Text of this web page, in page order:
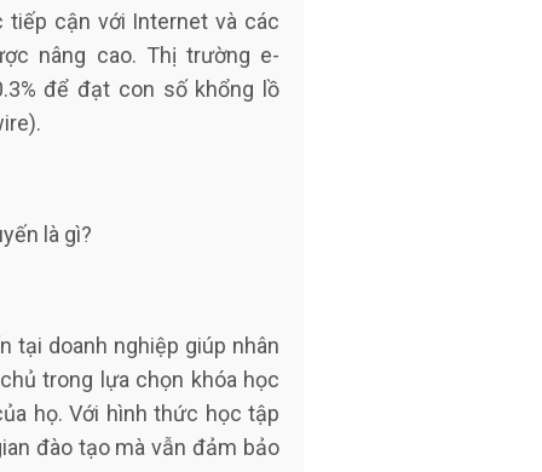
tiếp cận với Internet và các
nâng cao. Thị trường e-
để đạt con số khổng lồ
tại doanh nghiệp giúp nhân
trong lựa chọn khóa học
họ. Với hình thức học tập
đào tạo mà vẫn đảm bảo